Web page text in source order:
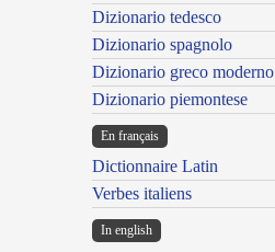
Dizionario tedesco
Dizionario spagnolo
Dizionario greco moderno
Dizionario piemontese
En français
Dictionnaire Latin
Verbes italiens
In english